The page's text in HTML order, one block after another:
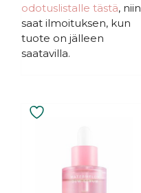
odotuslistalle tästä, niin
saat ilmoituksen, kun
tuote on jälleen
saatavilla.